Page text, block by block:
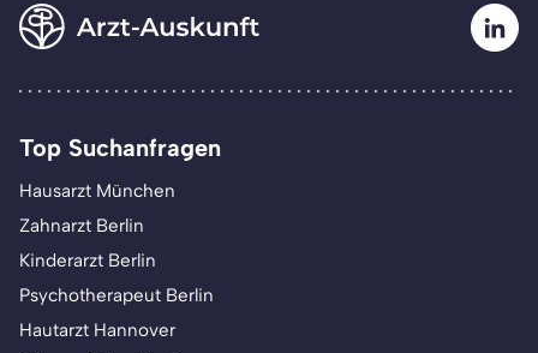
Top Suchanfragen
Hausarzt München
Zahnarzt Berlin
Kinderarzt Berlin
Psychotherapeut Berlin
Hautarzt Hannover